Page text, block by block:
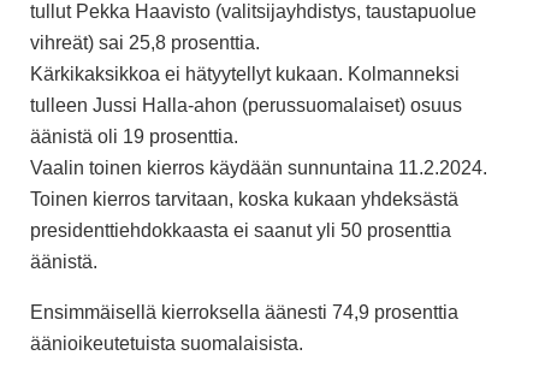
tullut Pekka Haavisto (valitsijayhdistys, taustapuolue
vihreät) sai 25,8 prosenttia.
Kärkikaksikkoa ei hätyytellyt kukaan. Kolmanneksi
tulleen Jussi Halla-ahon (perussuomalaiset) osuus
äänistä oli 19 prosenttia.
Vaalin toinen kierros käydään sunnuntaina 11.2.2024.
Toinen kierros tarvitaan, koska kukaan yhdeksästä
presidenttiehdokkaasta ei saanut yli 50 prosenttia
äänistä.
Ensimmäisellä kierroksella äänesti 74,9 prosenttia
äänioikeutetuista suomalaisista.